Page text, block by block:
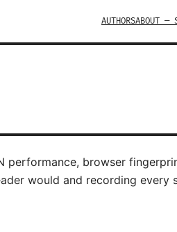
AUTHORSABOUT —
performance, browser
would and recording every